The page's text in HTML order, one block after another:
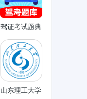
驾证考试题典
山东理工大学